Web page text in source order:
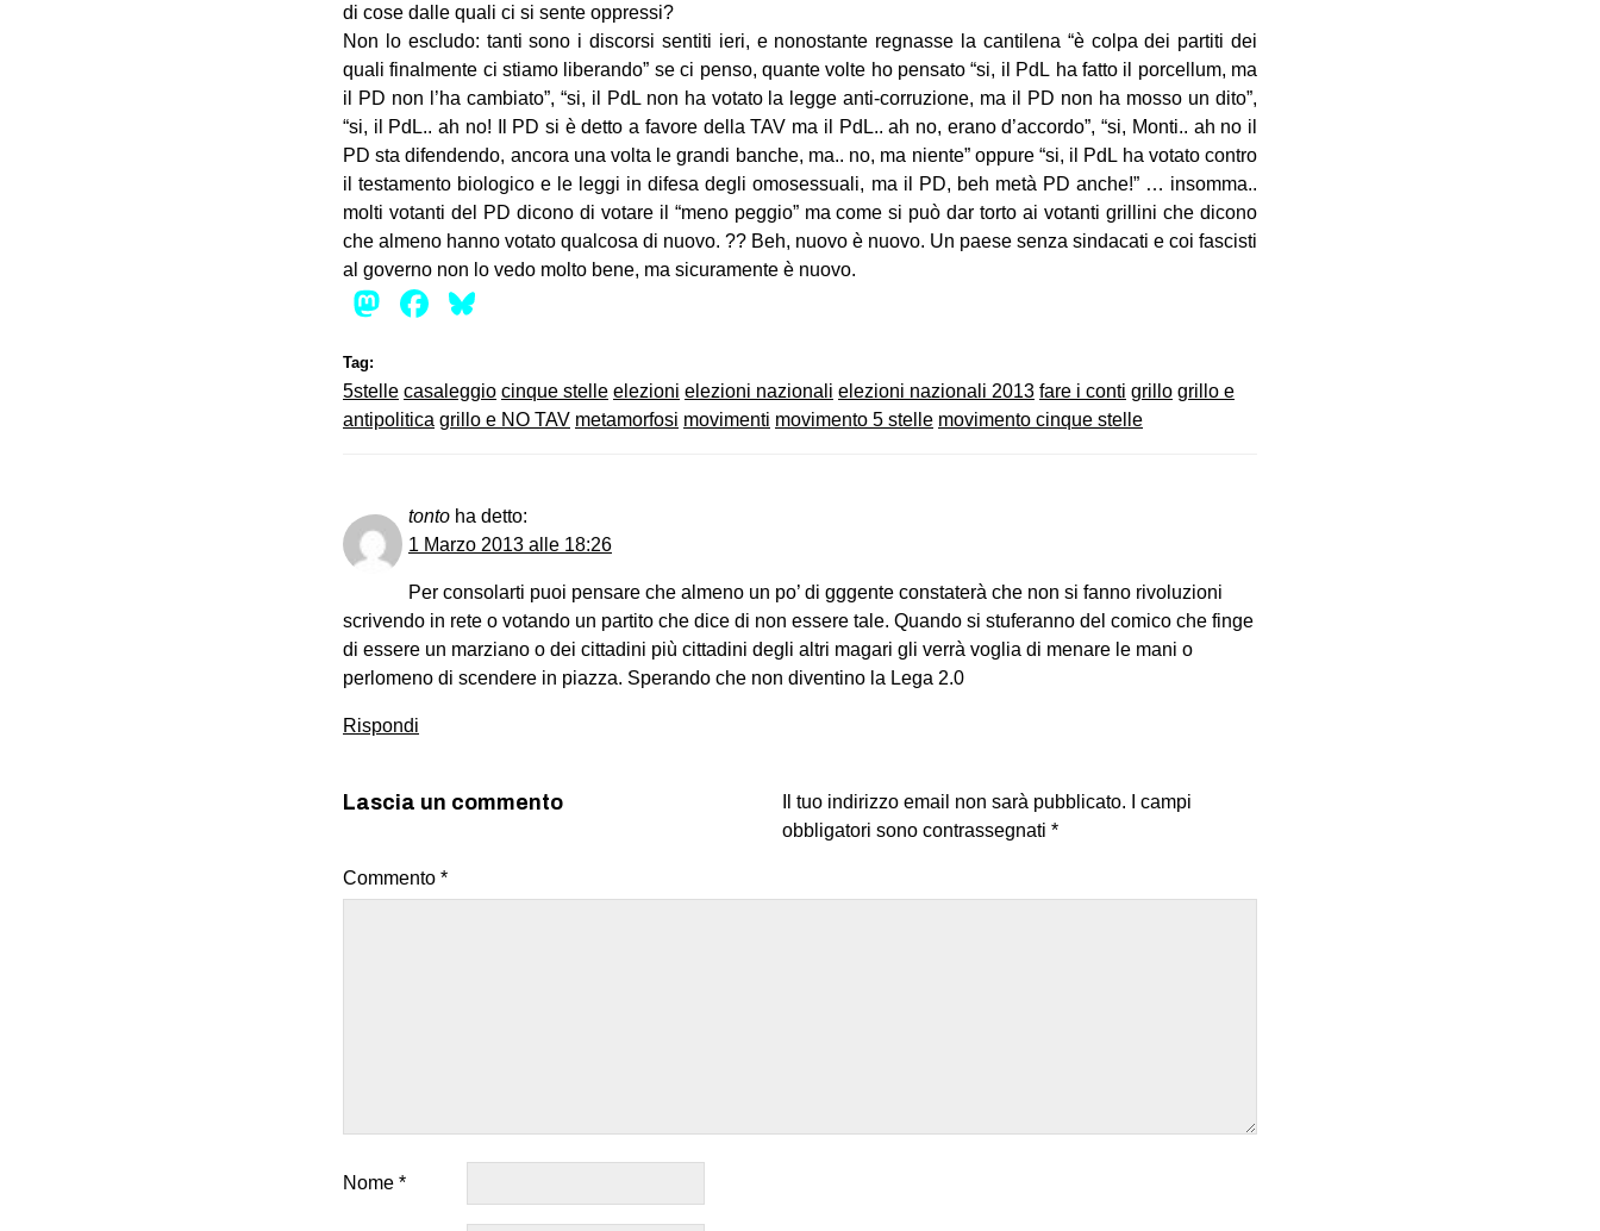
di cose dalle quali ci si sente oppressi?
Non lo escludo: tanti sono i discorsi sentiti ieri, e nonostante regnasse la cantilena “è colpa dei partiti dei
quali finalmente ci stiamo liberando” se ci penso, quante volte ho pensato “si, il PdL ha fatto il porcellum, ma
il PD non l’ha cambiato”, “si, il PdL non ha votato la legge anti-corruzione, ma il PD non ha mosso un dito”,
“si, il PdL.. ah no! Il PD si è detto a favore della TAV ma il PdL.. ah no, erano d’accordo”, “si, Monti.. ah no il
PD sta difendendo, ancora una volta le grandi banche, ma.. no, ma niente” oppure “si, il PdL ha votato contro
il testamento biologico e le leggi in difesa degli omosessuali, ma il PD, beh metà PD anche!” … insomma..
molti votanti del PD dicono di votare il “meno peggio” ma come si può dar torto ai votanti grillini che dicono
che almeno hanno votato qualcosa di nuovo. ?? Beh, nuovo è nuovo. Un paese senza sindacati e coi fascisti
al governo non lo vedo molto bene, ma sicuramente è nuovo.
Mastodon
Facebook
Tag:
5stelle casaleggio cinque stelle elezioni elezioni nazionali elezioni nazionali 2013 fare i conti grillo grillo e
antipolitica grillo e NO TAV metamorfosi movimenti movimento 5 stelle movimento cinque stelle
tonto ha detto:
1 Marzo 2013 alle 18:26
Per consolarti puoi pensare che almeno un po’ di gggente constaterà che non si fanno rivoluzioni
scrivendo in rete o votando un partito che dice di non essere tale. Quando si stuferanno del comico che finge
di essere un marziano o dei cittadini più cittadini degli altri magari gli verrà voglia di menare le mani o
perlomeno di scendere in piazza. Sperando che non diventino la Lega 2.0
Rispondi
Lascia un commento Il tuo indirizzo email non sarà pubblicato.
I campi
obbligatori sono contrassegnati *
Commento *
Nome *